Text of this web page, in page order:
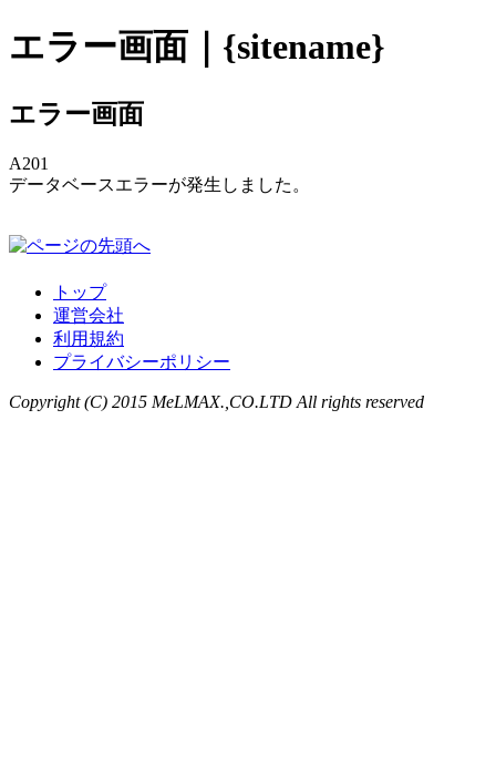
エラー画面｜{sitename}
エラー画面
A201
データベースエラーが発生しました。
トップ
運営会社
利用規約
プライバシーポリシー
Copyright (C) 2015 MeLMAX.,CO.LTD All rights reserved